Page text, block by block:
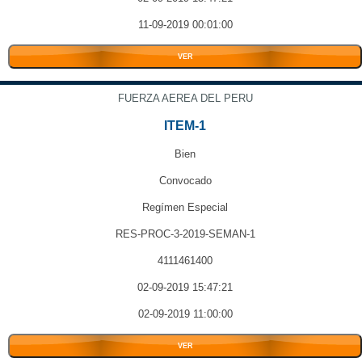
11-09-2019 00:01:00
VER
FUERZA AEREA DEL PERU
ITEM-1
Bien
Convocado
Regímen Especial
RES-PROC-3-2019-SEMAN-1
4111461400
02-09-2019 15:47:21
02-09-2019 11:00:00
VER